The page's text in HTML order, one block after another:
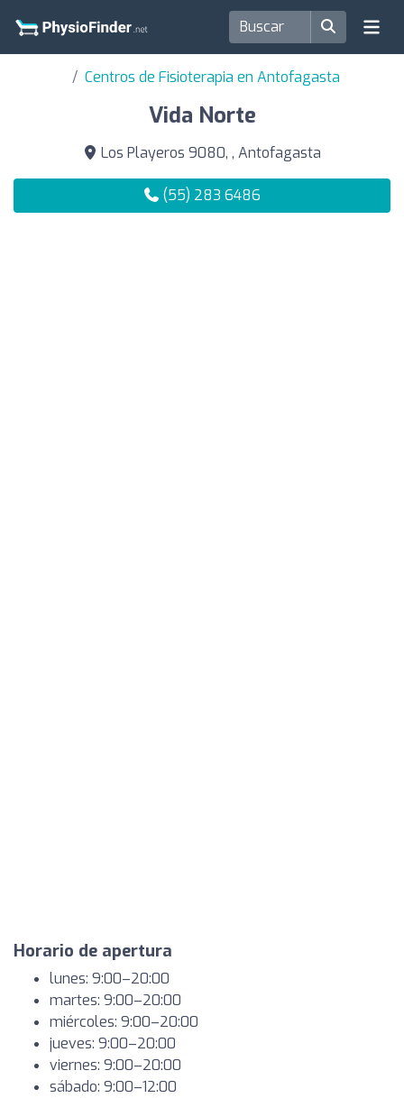
Centros de Fisioterapia en Antofagasta
Vida Norte
Los Playeros 9080, , Antofagasta
(55) 283 6486
Horario de apertura
lunes: 9:00–20:00
martes: 9:00–20:00
miércoles: 9:00–20:00
jueves: 9:00–20:00
viernes: 9:00–20:00
sábado: 9:00–12:00